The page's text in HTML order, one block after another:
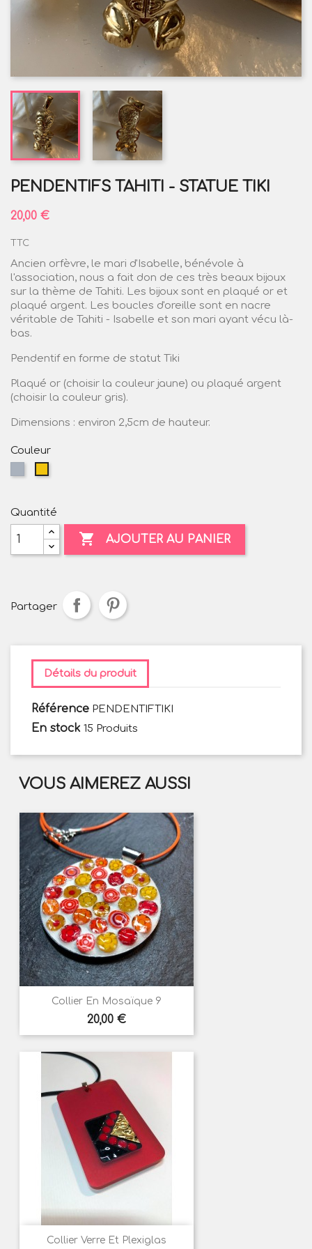
PENDENTIFS TAHITI - STATUE TIKI
20,00 €
TTC
Ancien orfèvre, le mari d'Isabelle, bénévole à
l'association, nous a fait don de ces très beaux bijoux
sur la thème de Tahiti. Les bijoux sont en plaqué or et
plaqué argent. Les boucles d'oreille sont en nacre
véritable de Tahiti - Isabelle et son mari ayant vécu là-
bas.
Pendentif en forme de statut Tiki
Plaqué or (choisir la couleur jaune) ou plaqué argent
(choisir la couleur gris).
Dimensions : environ 2,5cm de hauteur.
Couleur
Quantité
 AJOUTER AU PANIER
Partager
Détails du produit
Référence PENDENTIFTIKI
En stock 15 Produits
VOUS AIMEREZ AUSSI
Collier En Mosaïque 9
Prix
20,00 €
Collier Verre Et Plexiglas